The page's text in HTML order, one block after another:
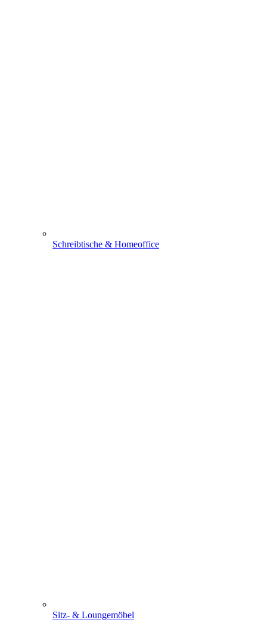
Schreibtische & Homeoffice
Sitz- & Loungemöbel